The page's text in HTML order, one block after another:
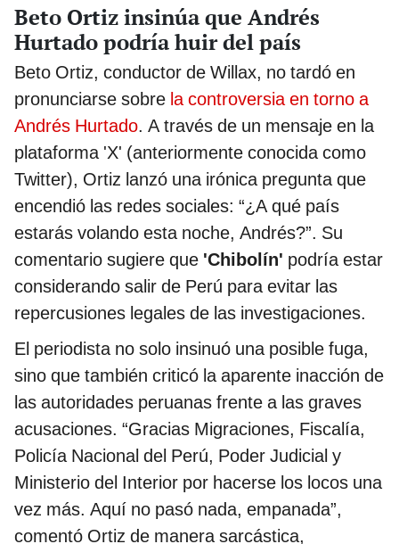
Beto Ortiz insinúa que Andrés
Hurtado podría huir del país
Beto Ortiz, conductor de Willax, no tardó en
pronunciarse sobre la controversia en torno a
Andrés Hurtado. A través de un mensaje en la
plataforma 'X' (anteriormente conocida como
Twitter), Ortiz lanzó una irónica pregunta que
encendió las redes sociales: “¿A qué país
estarás volando esta noche, Andrés?”. Su
comentario sugiere que 'Chibolín' podría estar
considerando salir de Perú para evitar las
repercusiones legales de las investigaciones.
El periodista no solo insinuó una posible fuga,
sino que también criticó la aparente inacción de
las autoridades peruanas frente a las graves
acusaciones. “Gracias Migraciones, Fiscalía,
Policía Nacional del Perú, Poder Judicial y
Ministerio del Interior por hacerse los locos una
vez más. Aquí no pasó nada, empanada”,
comentó Ortiz de manera sarcástica,